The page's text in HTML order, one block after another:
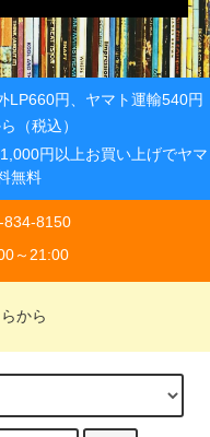
LP660円、ヤマト運輸540円
（税込）
円以上お買い上げでヤマ
無料
834-8150
～21:00
から